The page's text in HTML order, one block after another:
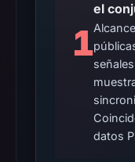
1
el
datos